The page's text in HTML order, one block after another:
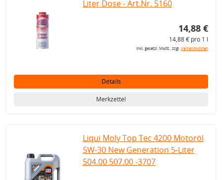
Liter Dose - Art.Nr. 5160
14,88 €
14,88 € pro 1 l
inkl. gesetzl. MwSt., zzgl.Versandkosten
Details
Merkzettel
Liqui Moly Top Tec 4200 Motoröl
5W-30 New Generation 5-Liter
504.00 507.00 -3707